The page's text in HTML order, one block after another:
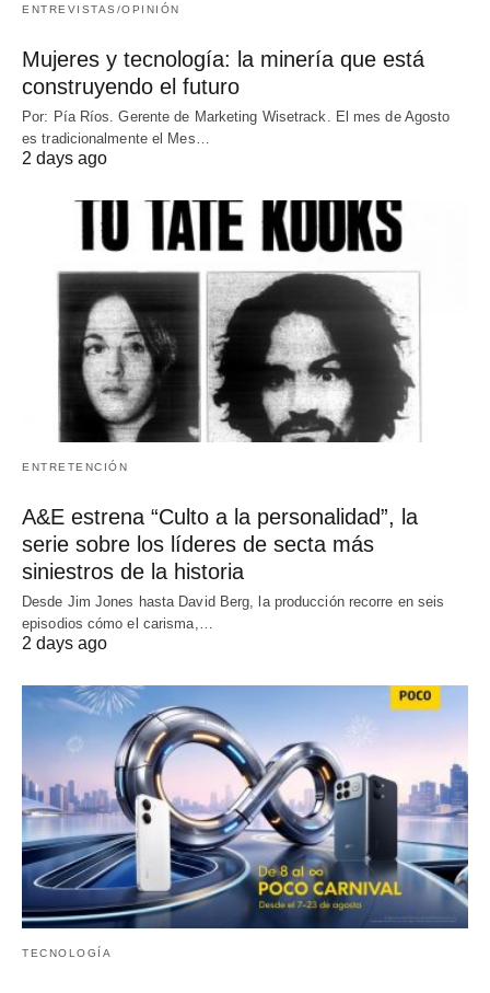
ENTREVISTAS/OPINIÓN
Mujeres y tecnología: la minería que está
construyendo el futuro
Por: Pía Ríos. Gerente de Marketing Wisetrack. El mes de Agosto
es tradicionalmente el Mes…
2 days ago
ENTRETENCIÓN
A&E estrena “Culto a la personalidad”, la
serie sobre los líderes de secta más
siniestros de la historia
Desde Jim Jones hasta David Berg, la producción recorre en seis
episodios cómo el carisma,…
2 days ago
TECNOLOGÍA